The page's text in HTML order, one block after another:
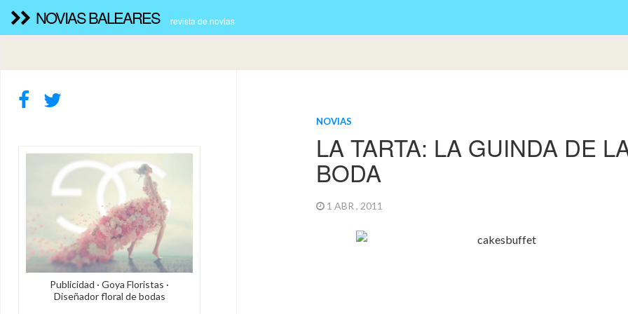
NOVIAS BALEARES revista de novias
NOVIAS
LA TARTA: LA GUINDA DE
BODA
1 ABR , 2011
Publicidad · Goya Floristas ·
Diseñador floral de bodas